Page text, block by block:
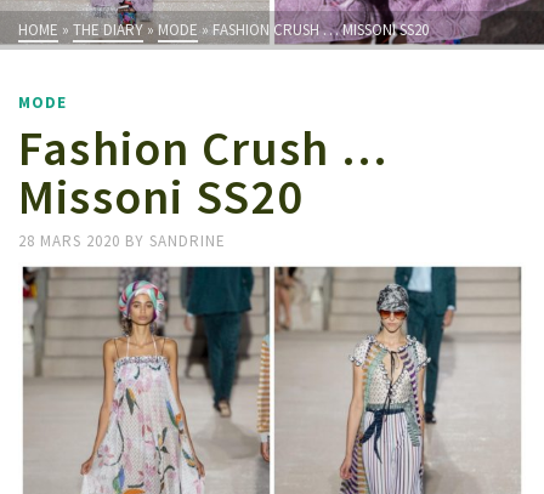
HOME » THE DIARY » MODE » FASHION CRUSH … MISSONI SS20
MODE
Fashion Crush …
Missoni SS20
28 MARS 2020 BY SANDRINE